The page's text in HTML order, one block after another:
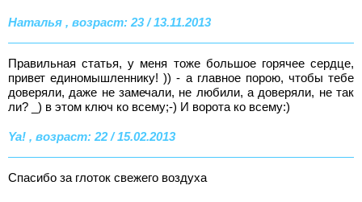
Наталья , возраст: 23 / 13.11.2013
Правильная статья, у меня тоже большое горячее сердце,
привет единомышленнику! )) - а главное порою, чтобы тебе
доверяли, даже не замечали, не любили, а доверяли, не так
ли? _) в этом ключ ко всему;-) И ворота ко всему:)
Ya! , возраст: 22 / 15.02.2013
Спасибо за глоток свежего воздуха